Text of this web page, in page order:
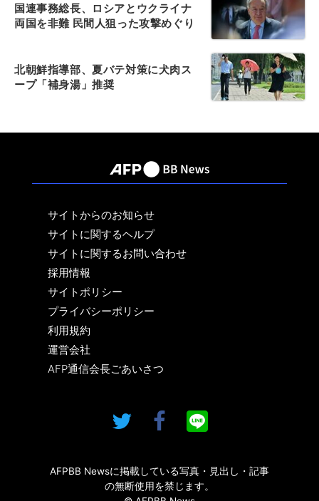
国連事務総長、ロシアとウクライナ
両国を非難 民間人狙った攻撃めぐり
北朝鮮指導部、夏バテ対策に犬肉ス
ープ「補身湯」推奨
サイトからのお知らせ
サイトに関するヘルプ
サイトに関するお問い合わせ
採用情報
サイトポリシー
プライバシーポリシー
利用規約
運営会社
AFP通信会長ごあいさつ
AFPBB Newsに掲載している写真・見出し・記事
の無断使用を禁じます。